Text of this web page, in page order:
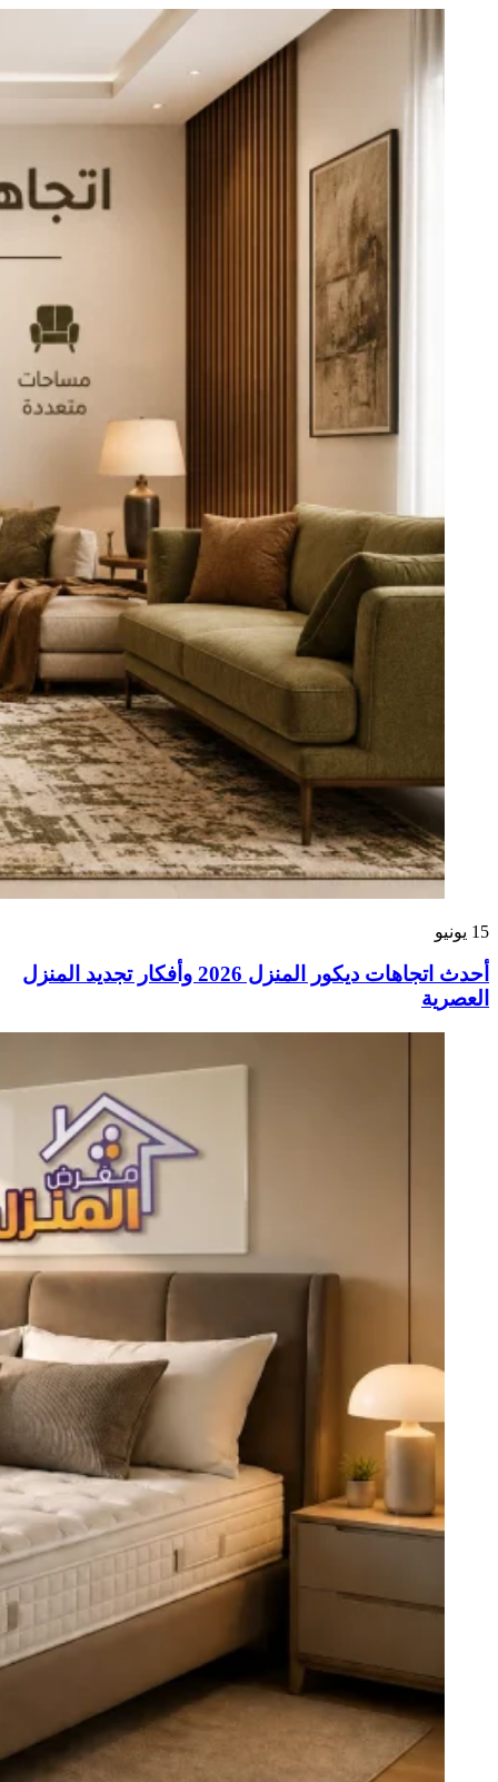
15 يونيو
أحدث اتجاهات ديكور المنزل 2026 وأفكار تجديد المنزل
العصرية